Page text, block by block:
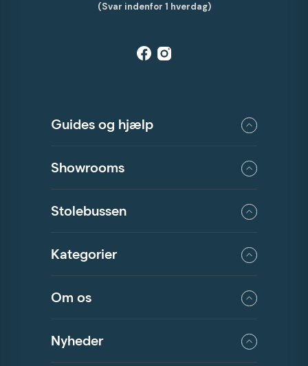
(Svar indenfor 1 hverdag)
Guides og hjælp
Showrooms
Stolebussen
Kategorier
Om os
Nyheder